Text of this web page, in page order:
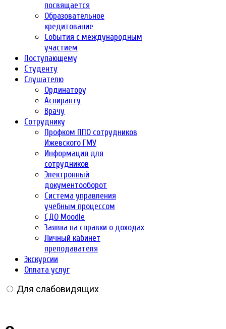
посвящается
Образовательное
кредитование
События с международным
участием
Поступающему
Студенту
Слушателю
Ординатору
Аспиранту
Врачу
Сотруднику
Профком ППО сотрудников
Ижевского ГМУ
Информация для
сотрудников
Электронный
документооборот
Система управления
учебным процессом
СДО Moodle
Заявка на справки о доходах
Личный кабинет
преподавателя
Экскурсии
Оплата услуг
Для слабовидящих